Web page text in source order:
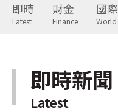
即時
Latest
財金
Finance
國際
World
即時新聞
Latest